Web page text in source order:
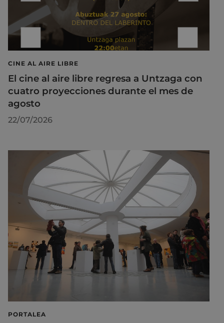
CINE AL AIRE LIBRE
El cine al aire libre regresa a Untzaga con
cuatro proyecciones durante el mes de
agosto
22/07/2026
PORTALEA